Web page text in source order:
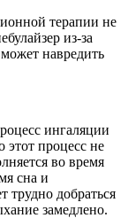
терапии не
из-за
навредить
ингаляции
этот процесс не
во время
сна и
трудно добраться
замедлено.